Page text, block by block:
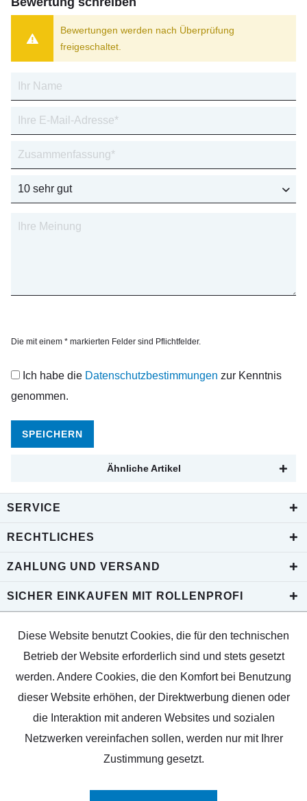
Bewertungen werden nach Überprüfung
freigeschaltet.
Die mit einem * markierten Felder sind Pflichtfelder.
Ich habe die Datenschutzbestimmungen zur Kenntnis
genommen.
SPEICHERN
Ähnliche Artikel
SERVICE
RECHTLICHES
ZAHLUNG UND VERSAND
SICHER EINKAUFEN MIT ROLLENPROFI
Diese Website benutzt Cookies, die für den technischen
Betrieb der Website erforderlich sind und stets gesetzt
werden. Andere Cookies, die den Komfort bei Benutzung
dieser Website erhöhen, der Direktwerbung dienen oder
die Interaktion mit anderen Websites und sozialen
Netzwerken vereinfachen sollen, werden nur mit Ihrer
Zustimmung gesetzt.